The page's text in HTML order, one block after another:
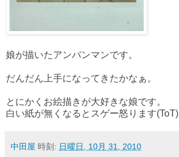
娘が描いたアンパンマンです。
だんだん上手になってきたかなぁ。
とにかくお絵描きが大好きな娘です。
白い紙が無くなるとスゲー怒ります(ToT)
中田屋 時刻: 日曜日, 10月 31, 2010